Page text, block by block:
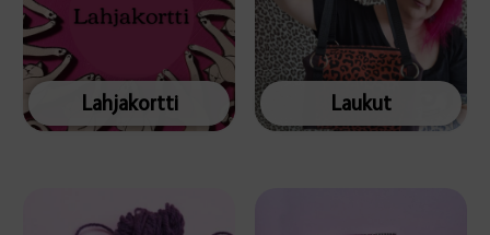
Lahjakortti Laukut